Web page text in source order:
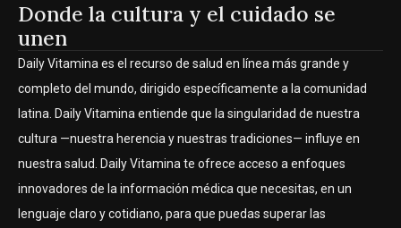
Donde la cultura y el cuidado se
unen
Daily Vitamina es el recurso de salud en línea más grande y
completo del mundo, dirigido específicamente a la comunidad
latina. Daily Vitamina entiende que la singularidad de nuestra
cultura —nuestra herencia y nuestras tradiciones— influye en
nuestra salud. Daily Vitamina te ofrece acceso a enfoques
innovadores de la información médica que necesitas, en un
lenguaje claro y cotidiano, para que puedas superar las